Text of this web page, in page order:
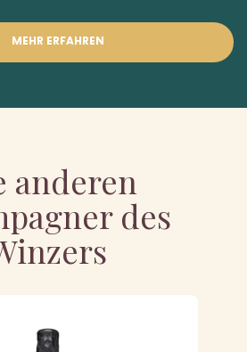
MEHR ERFAHREN
anderen
des